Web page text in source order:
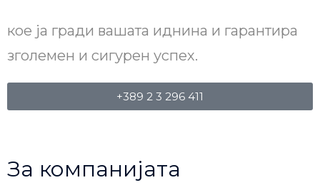
кое ја гради вашата иднина и гарантира
зголемен и сигурен успех.
+389 2 3 296 411
За компанијата